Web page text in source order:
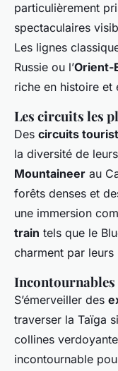
particulièrement
spectaculaires
Les lignes
Russie ou l’Orient-
riche en histoire et
Les circuits les
Des circuits
la diversité de
Mountaineer au
forêts denses et
une immersion
train tels que le
charment par
Incontournables
S’émerveiller des
traverser la Taïga
collines
incontournable